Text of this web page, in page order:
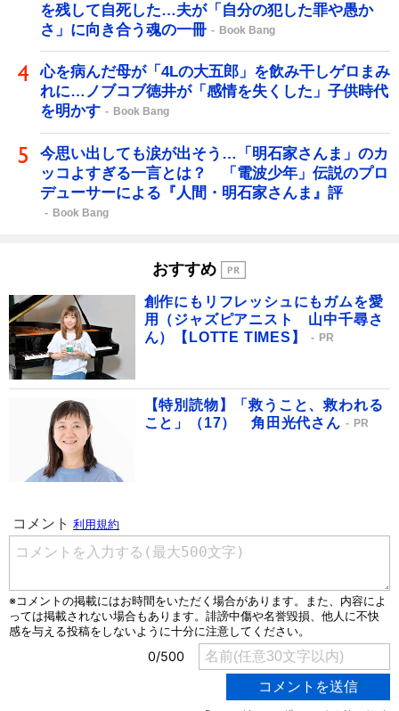
を残して自死した…夫が「自分の犯した罪や愚か
さ」に向き合う魂の一冊
Book Bang
心を病んだ母が「4Lの大五郎」を飲み干しゲロまみ
れに…ノブコブ徳井が「感情を失くした」子供時代
を明かす
Book Bang
今思い出しても涙が出そう…「明石家さんま」のカ
ッコよすぎる一言とは？ 「電波少年」伝説のプロ
デューサーによる『人間・明石家さんま』評
Book Bang
おすすめ
創作にもリフレッシュにもガムを愛
用（ジャズピアニスト 山中千尋さ
ん）【LOTTE TIMES】
PR
【特別読物】「救うこと、救われる
こと」（17） 角田光代さん
PR